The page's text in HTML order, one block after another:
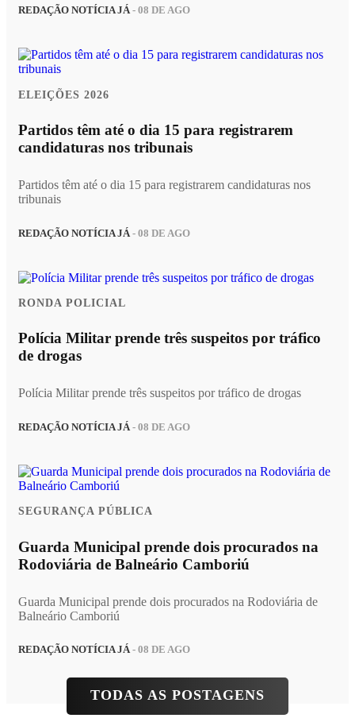
REDAÇÃO NOTÍCIA JÁ- 08 DE AGO
ELEIÇÕES 2026
Partidos têm até o dia 15 para registrarem
candidaturas nos tribunais
Partidos têm até o dia 15 para registrarem candidaturas nos
tribunais
REDAÇÃO NOTÍCIA JÁ - 08 DE AGO
RONDA POLICIAL
Polícia Militar prende três suspeitos por tráfico
de drogas
Polícia Militar prende três suspeitos por tráfico de drogas
REDAÇÃO NOTÍCIA JÁ- 08 DE AGO
SEGURANÇA PÚBLICA
Guarda Municipal prende dois procurados na
Rodoviária de Balneário Camboriú
Guarda Municipal prende dois procurados na Rodoviária de
Balneário Camboriú
REDAÇÃO NOTÍCIA JÁ- 08 DE AGO
TODAS AS POSTAGENS